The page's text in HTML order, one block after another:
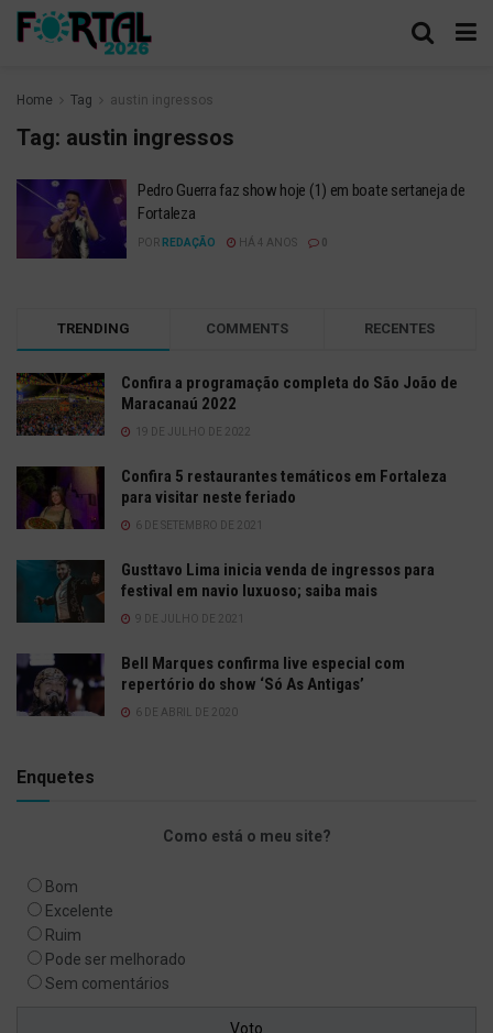
Home Tag austin ingressos
Tag: austin ingressos
Pedro Guerra faz show hoje (1) em boate sertaneja de
Fortaleza
POR REDAÇÃO HÁ 4 ANOS
TRENDING COMMENTS RECENTES
Confira a programação completa do São João de
Maracanaú 2022
19 DE JULHO DE 2022
Confira 5 restaurantes temáticos em Fortaleza
para visitar neste feriado
6 DE SETEMBRO DE 2021
Gusttavo Lima inicia venda de ingressos para
festival em navio luxuoso; saiba mais
9 DE JULHO DE 2021
Bell Marques confirma live especial com
repertório do show ‘Só As Antigas’
6 DE ABRIL DE 2020
Enquetes
Como está o meu site?
Bom
Excelente
Ruim
Pode ser melhorado
Sem comentários